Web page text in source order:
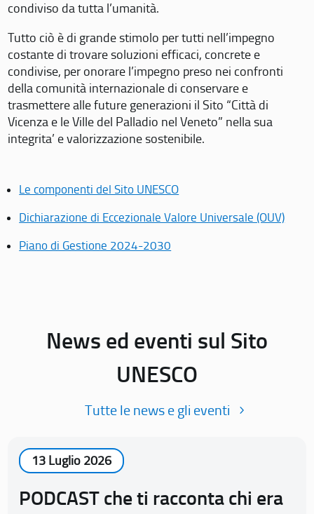
condiviso da tutta l’umanità.
Tutto ciò è di grande stimolo per tutti nell’impegno
costante di trovare soluzioni efficaci, concrete e
condivise, per onorare l’impegno preso nei confronti
della comunità internazionale di conservare e
trasmettere alle future generazioni il Sito “Città di
Vicenza e le Ville del Palladio nel Veneto” nella sua
integrita’ e valorizzazione sostenibile.
Le componenti del Sito UNESCO
Dichiarazione di Eccezionale Valore Universale (OUV)
Piano di Gestione 2024-2030
News ed eventi sul Sito
UNESCO
Tutte le news e gli eventi
13 Luglio 2026
PODCAST che ti racconta chi era